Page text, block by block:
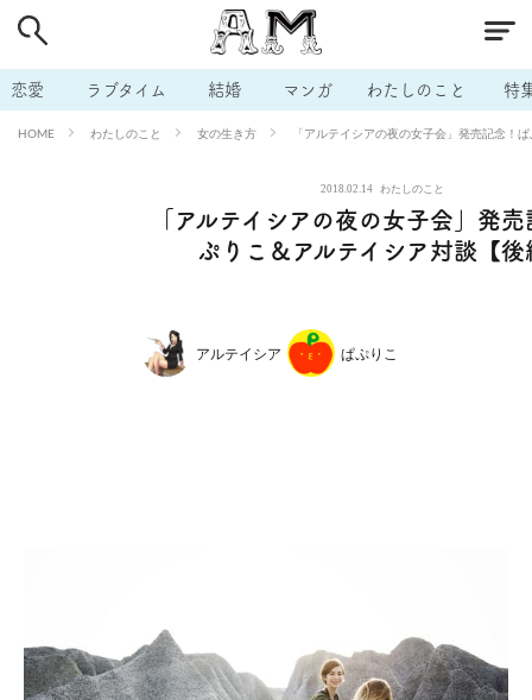
恋愛 ラブタイム 結婚 マンガ わたしのこと 特
HOME わたしのこと 女の生き方 「アルテイシアの夜の女子会」発売記念！
2018.02.14 わたしのこと
「アルテイシアの夜の女子会」発
ぷりこ＆アルテイシア対談【後
アルテイシア ぱぷりこ
# 男の本音 # セフレ # 不倫
# 出会う方法 # マッチングアプリ # ラブグッズ # 体の相